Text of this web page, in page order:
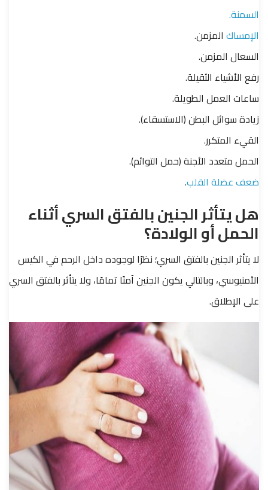
السمنة.
الإمساك المزمن.
السعال المزمن.
رفع الأشياء الثقيلة.
ساعات العمل الطويلة.
زيادة سوائل البطن (الاستسقاء).
القيء المتكرر.
الحمل متعدد الأجنة (حمل التوائم).
ضعف عضلة القلب.
هل يتأثر الجنين بالفتق السري أثناء
الحمل أو الولادة؟
لا يتأثر الجنين بالفتق السري؛ نظرًا لوجوده داخل الرحم في الكيس
الأمنيوسي، وبالتالي يكون الجنين آمنًا تمامًا، ولا يتأثر بالفتق السري
على الإطلاق.